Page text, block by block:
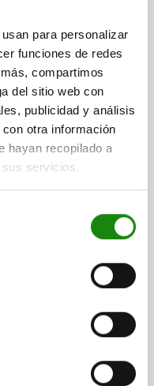
para personalizar
funciones de redes
compartimos
del sitio web con
publicidad y análisis
otra información
hayan recopilado a
servicios.
DETAILS
bought
04431-12